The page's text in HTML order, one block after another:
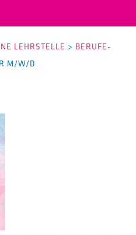
LEHRSTELLE > BERUFE-
M/W/D